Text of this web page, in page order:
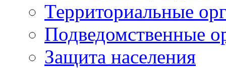
Территориальные
Подведомственные
Защита населения